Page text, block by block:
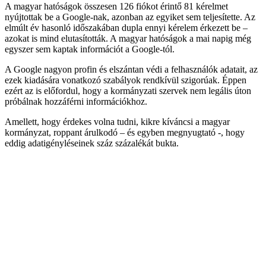
A magyar hatóságok összesen 126 fiókot érintő 81 kérelmet
nyújtottak be a Google-nak, azonban az egyiket sem teljesítette. Az
elmúlt év hasonló időszakában dupla ennyi kérelem érkezett be –
azokat is mind elutasították. A magyar hatóságok a mai napig még
egyszer sem kaptak információt a Google-tól.
A Google nagyon profin és elszántan védi a felhasználók adatait, az
ezek kiadására vonatkozó szabályok rendkívül szigorúak. Éppen
ezért az is előfordul, hogy a kormányzati szervek nem legális úton
próbálnak hozzáférni információkhoz.
Amellett, hogy érdekes volna tudni, kikre kíváncsi a magyar
kormányzat, roppant árulkodó – és egyben megnyugtató -, hogy
eddig adatigényléseinek száz százalékát bukta.